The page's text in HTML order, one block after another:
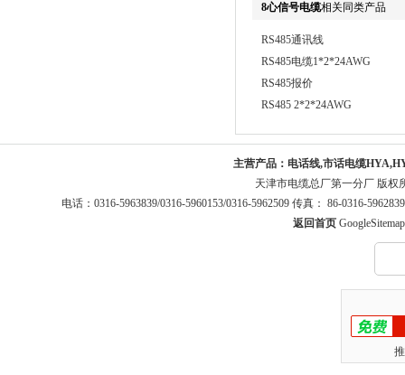
8心信号电缆相关同类产品
RS485通讯线
RS485电缆1*2*24AWG
RS485报价
RS485 2*2*24AWG
主营产品： 电话线,市话电缆
天津市电缆总厂第一分厂 版权
电话：0316-5963839/0316-5960153/0316-5962509 传真： 86-0316-
返回首页 GoogleSitemap